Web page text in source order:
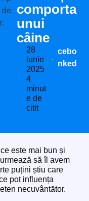
unui
câine
28
iunie
2025
4
minut
e de
citit
Distribuie
pe:
Facebook
LinkedIn
este mai bun și
să îl avem
puțini știu care
pot influența
necuvântător.